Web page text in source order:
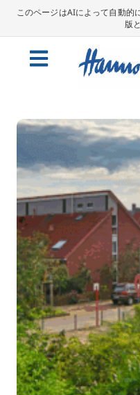
このページはAIによって自動的
版